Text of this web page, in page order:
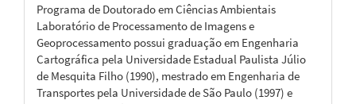
Programa de Doutorado em Ciências Ambientais
Laboratório de Processamento de Imagens e
Geoprocessamento possui graduação em Engenharia
Cartográfica pela Universidade Estadual Paulista Júlio
de Mesquita Filho (1990), mestrado em Engenharia de
Transportes pela Universidade de São Paulo (1997) e